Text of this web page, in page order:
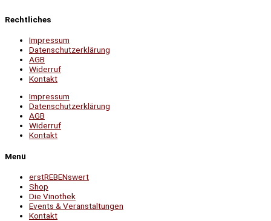
Rechtliches
Impressum
Datenschutzerklärung
AGB
Widerruf
Kontakt
Impressum
Datenschutzerklärung
AGB
Widerruf
Kontakt
Menü
erstREBENswert
Shop
Die Vinothek
Events & Veranstaltungen
Kontakt